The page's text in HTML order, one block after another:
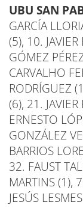
UBU SAN
GARCÍA
(5), 10.
GÓMEZ
CARVALHO
RODRÍGUEZ
(6), 21.
ERNESTO
GONZÁLEZ
BARRIOS
32. FAUST
MARTINS (1),
JESÚS